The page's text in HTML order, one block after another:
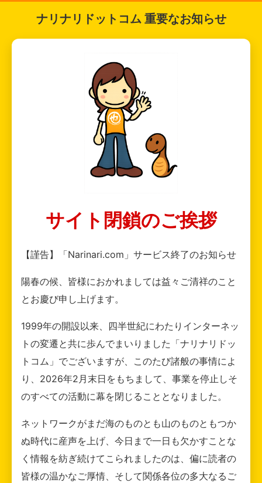
ナリナリドットコム 重要なお知らせ
サイト閉鎖のご挨拶
【謹告】「Narinari.com」サービス終了のお知らせ
陽春の候、皆様におかれましては益々ご清祥のこと
とお慶び申し上げます。
1999年の開設以来、四半世紀にわたりインターネッ
トの変遷と共に歩んでまいりました「ナリナリドッ
トコム」でございますが、このたび諸般の事情によ
り、2026年2月末日をもちまして、事業を停止しそ
のすべての活動に幕を閉じることとなりました。
ネットワークがまだ海のものとも山のものともつか
ぬ時代に産声を上げ、今日まで一日も欠かすことな
く情報を紡ぎ続けてこられましたのは、偏に読者の
皆様の温かなご厚情、そして関係各位の多大なるご